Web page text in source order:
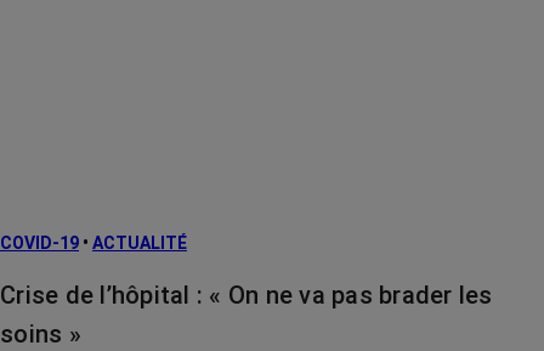
COVID-19 • ACTUALITÉ
Crise de l’hôpital : « On ne va pas brader les
soins »